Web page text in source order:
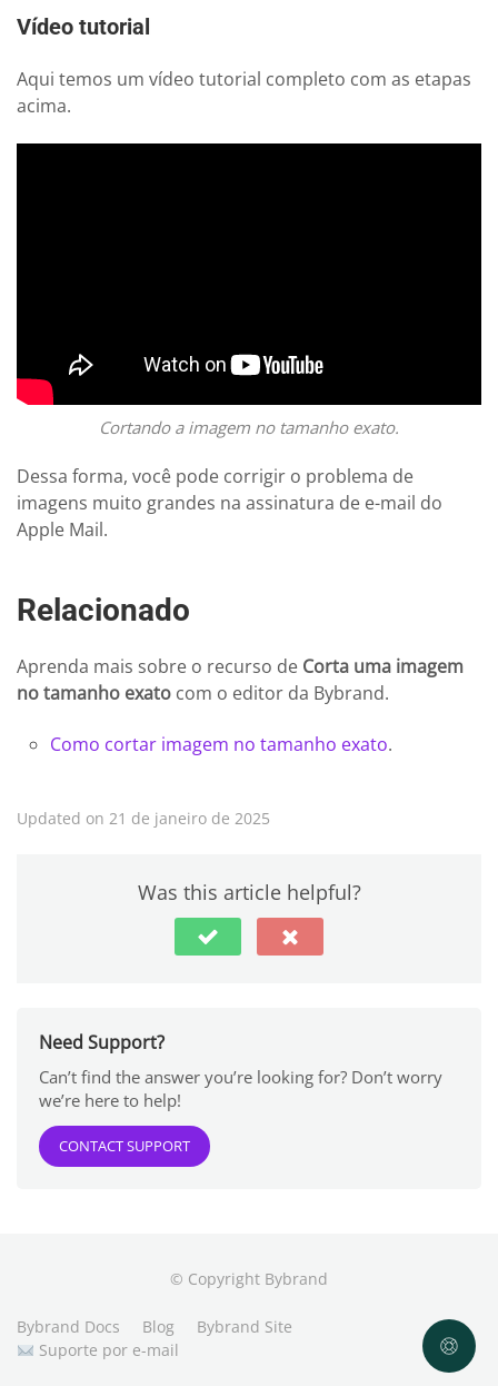
Vídeo tutorial
Aqui temos um vídeo tutorial completo com as etapas
acima.
Cortando a imagem no tamanho exato.
Dessa forma, você pode corrigir o problema de
imagens muito grandes na assinatura de e-mail do
Apple Mail.
Relacionado
Aprenda mais sobre o recurso de Corta uma imagem
no tamanho exato com o editor da Bybrand.
Como cortar imagem no tamanho exato.
Updated on 21 de janeiro de 2025
Was this article helpful?
Need Support?
Can’t find the answer you’re looking for? Don’t worry
we’re here to help!
CONTACT SUPPORT
© Copyright Bybrand
Bybrand Docs Blog
Bybrand Site
Suporte por e-mail